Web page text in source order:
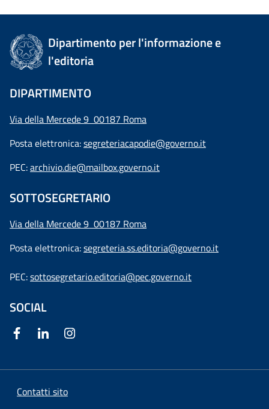
Dipartimento per l'informazione e
l'editoria
DIPARTIMENTO
Via della Mercede 9 00187 Roma
Posta elettronica:segreteriacapodie@governo.it
PEC:archivio.die@mailbox.governo.it
SOTTOSEGRETARIO
Via della Mercede 9 00187 Roma
Posta elettronica:segreteria.ss.editoria@governo.it
PEC:sottosegretario.editoria@pec.governo.it
SOCIAL
Contatti sito